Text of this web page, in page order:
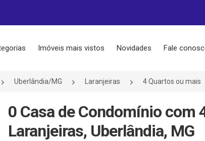
Imóveis mais vistos Novidades Fale
Uberlândia/MG Laranjeiras 4 Quartos ou mais
0 Casa de Condomínio com
Laranjeiras, Uberlândia, MG